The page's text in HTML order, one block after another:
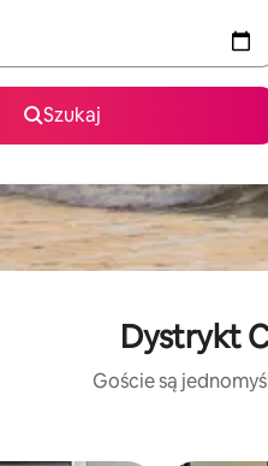
Szukaj
Dystrykt
Goście są